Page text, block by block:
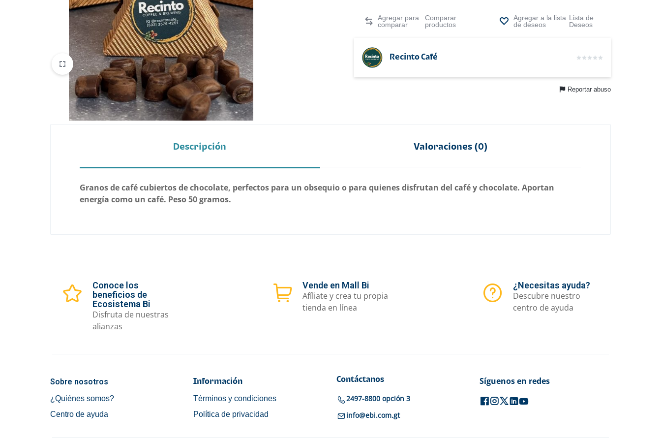
Belleza
Electrónicos y Accesorios
Hogar y Cocina
Moda
Tecnología
Comparar
productos
Lista de
Deseos
Recinto Café
Reportar abuso
Descripción Valoraciones (0)
Granos de café cubiertos de chocolate, perfectos para un obsequio o para quienes disfrutan del café y chocolate. Aportan
energía como un café. Peso 50 gramos.
Conoce los
beneficios de
Ecosistema Bi
Disfruta de nuestras
alianzas
Vende en Mall Bi
Afíliate y crea tu propia
tienda en línea
¿Necesitas ayuda?
Descubre nuestro
centro de ayuda
Sobre nosotros
¿Quiénes somos?
Centro de ayuda
Información
Términos y condiciones
Política de privacidad
Contáctanos
2497-8800 opción 3
info@ebi.com.gt
Síguenos en redes